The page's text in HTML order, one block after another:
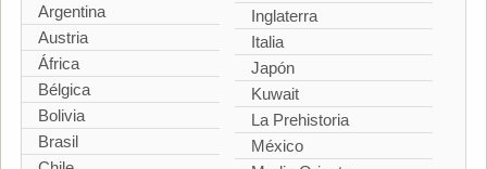
Argentina
Austria
África
Bélgica
Bolivia
Brasil
Inglaterra
Italia
Japón
Kuwait
La Prehistoria
México